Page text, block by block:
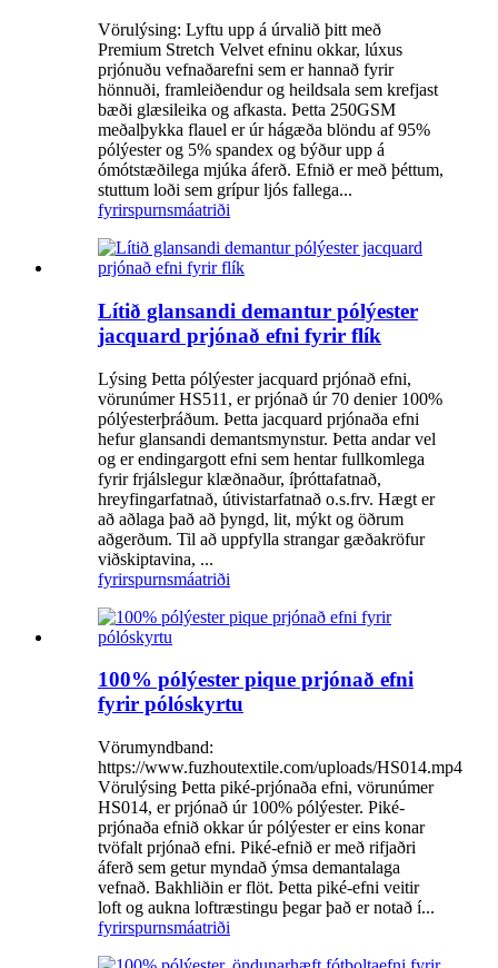
Vörulýsing: Lyftu upp á úrvalið þitt með
Premium Stretch Velvet efninu okkar, lúxus
prjónuðu vefnaðarefni sem er hannað fyrir
hönnuði, framleiðendur og heildsala sem krefjast
bæði glæsileika og afkasta. Þetta 250GSM
meðalþykka flauel er úr hágæða blöndu af 95%
pólýester og 5% spandex og býður upp á
ómótstæðilega mjúka áferð. Efnið er með þéttum,
stuttum loði sem grípur ljós fallega...
fyrirspurnsmáatriði
Lítið glansandi demantur pólýester
jacquard prjónað efni fyrir flík
Lýsing Þetta pólýester jacquard prjónað efni,
vörunúmer HS511, er prjónað úr 70 denier 100%
pólýesterþráðum. Þetta jacquard prjónaða efni
hefur glansandi demantsmynstur. Þetta andar vel
og er endingargott efni sem hentar fullkomlega
fyrir frjálslegur klæðnaður, íþróttafatnað,
hreyfingarfatnað, útivistarfatnað o.s.frv. Hægt er
að aðlaga það að þyngd, lit, mýkt og öðrum
aðgerðum. Til að uppfylla strangar gæðakröfur
viðskiptavina, ...
fyrirspurnsmáatriði
100% pólýester pique prjónað efni
fyrir pólóskyrtu
Vörumyndband:
https://www.fuzhoutextile.com/uploads/HS014.mp4
Vörulýsing Þetta piké-prjónaða efni, vörunúmer
HS014, er prjónað úr 100% pólýester. Piké-
prjónaða efnið okkar úr pólýester er eins konar
tvöfalt prjónað efni. Piké-efnið er með rifjaðri
áferð sem getur myndað ýmsa demantalaga
vefnað. Bakhliðin er flöt. Þetta piké-efni veitir
loft og aukna loftræstingu þegar það er notað í...
fyrirspurnsmáatriði